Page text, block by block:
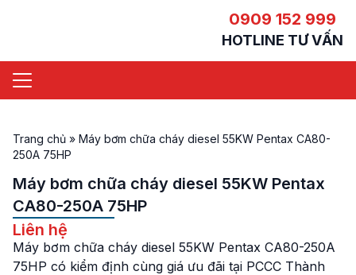
0909 152 999
HOTLINE TƯ VẤN
Trang chủ » Máy bơm chữa cháy diesel 55KW Pentax CA80-
250A 75HP
Máy bơm chữa cháy diesel 55KW Pentax
CA80-250A 75HP
Liên hệ
Máy bơm chữa cháy diesel 55KW Pentax CA80-250A
75HP có kiểm định cùng giá ưu đãi tại PCCC Thành